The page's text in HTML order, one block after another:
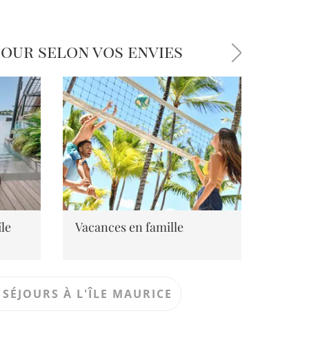
Côte Est
selon vos envies
Vacances en famille
À L'ÎLE MAURICE